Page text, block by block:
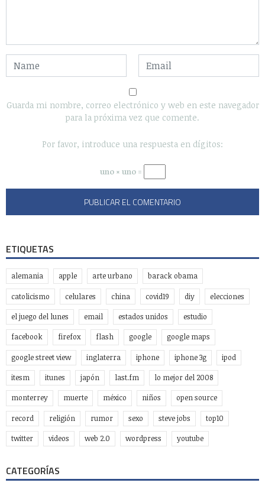
Guarda mi nombre, correo electrónico y web en este navegador
para la próxima vez que comente.
Por favor, introduce una respuesta en dígitos:
uno × uno =
ETIQUETAS
alemania apple arte urbano barack obama
catolicismo celulares china covid19 diy elecciones
el juego del lunes email estados unidos estudio
facebook firefox flash google google maps
google street view inglaterra iphone iphone 3g ipod
itesm itunes japón last.fm lo mejor del 2008
monterrey muerte méxico niños open source
record religión rumor sexo steve jobs top10
twitter videos web 2.0 wordpress youtube
CATEGORÍAS